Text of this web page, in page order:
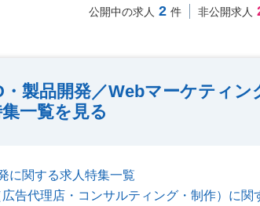
公開中の求人 2 件 非公開求人
製品開発／Webマーケティ
一覧を見る
に関する求人特集一覧
告代理店・コンサルティング・制作）に関